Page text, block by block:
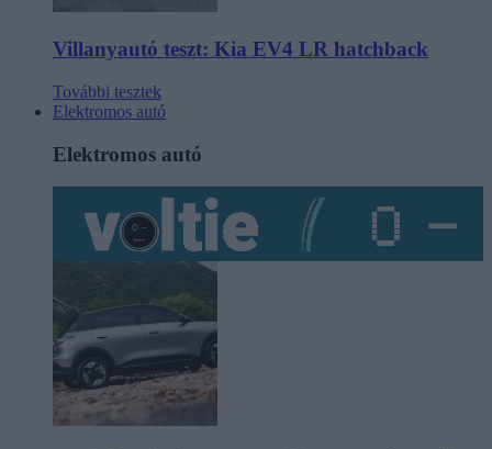
Villanyautó teszt: Kia EV4 LR hatchback
További tesztek
Elektromos autó
Elektromos autó